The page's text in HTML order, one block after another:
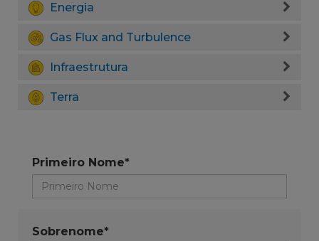
Energia
Gas Flux and Turbulence
Infraestrutura
Terra
Primeiro Nome*
Sobrenome*